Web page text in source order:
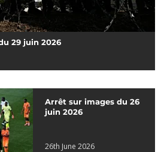
29 juin 2026
Arrêt sur images du 26
juin 2026
26th June 2026